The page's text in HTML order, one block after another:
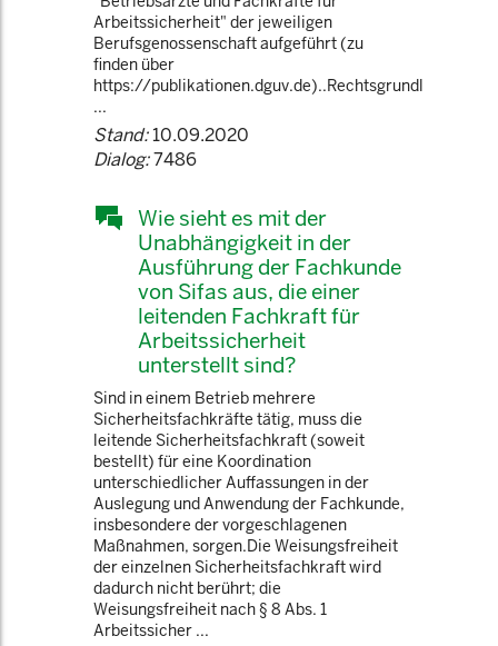
Arbeitssicherheit" der jeweiligen
Berufsgenossenschaft aufgeführt (zu
finden über
https://publikationen.dguv.de)..Rechtsgrundl
...
Stand:10.09.2020
Dialog:7486
Wie sieht es mit der
Unabhängigkeit in der
Ausführung der Fachkunde
von Sifas aus, die einer
leitenden Fachkraft für
Arbeitssicherheit
unterstellt sind?
Sind in einem Betrieb mehrere
Sicherheitsfachkräfte tätig, muss die
leitende Sicherheitsfachkraft (soweit
bestellt) für eine Koordination
unterschiedlicher Auffassungen in der
Auslegung und Anwendung der Fachkunde,
insbesondere der vorgeschlagenen
Maßnahmen, sorgen.Die Weisungsfreiheit
der einzelnen Sicherheitsfachkraft wird
dadurch nicht berührt; die
Weisungsfreiheit nach § 8 Abs. 1
Arbeitssicher ...